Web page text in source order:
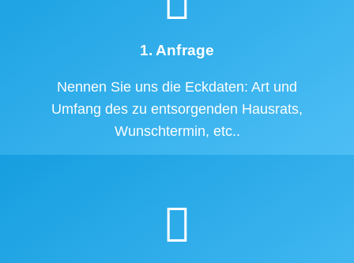
1. Anfrage
Nennen Sie uns die Eckdaten: Art und
Umfang des zu entsorgenden Hausrats,
Wunschtermin, etc..